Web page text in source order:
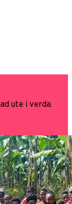
ute i verda.